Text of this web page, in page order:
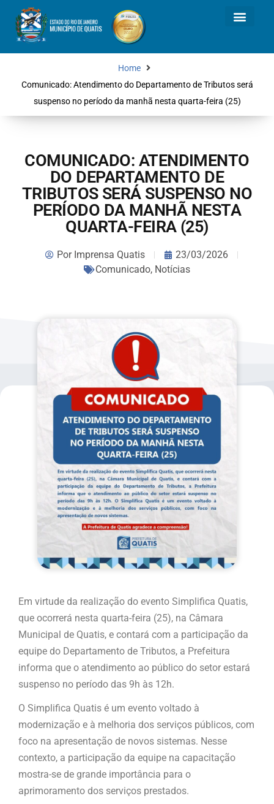
Home
Comunicado: Atendimento do Departamento de Tributos será
suspenso no período da manhã nesta quarta-feira (25)
COMUNICADO: ATENDIMENTO
DO DEPARTAMENTO DE
TRIBUTOS SERÁ SUSPENSO NO
PERÍODO DA MANHÃ NESTA
QUARTA-FEIRA (25)
PorImprensa Quatis
23/03/2026
Comunicado, Notícias
Em virtude da realização do evento Simplifica Quatis,
que ocorrerá nesta quarta-feira (25), na Câmara
Municipal de Quatis, e contará com a participação da
equipe do Departamento de Tributos, a Prefeitura
informa que o atendimento ao público do setor estará
suspenso no período das 9h às 12h.
O Simplifica Quatis é um evento voltado à
modernização e à melhoria dos serviços públicos, com
foco na apresentação de novos sistemas. Nesse
contexto, a participação da equipe na capacitação
mostra-se de grande importância para o
aprimoramento dos serviços prestados.